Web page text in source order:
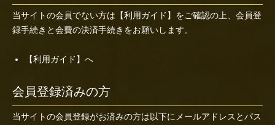
当サイトの会員でない方は 【利用ガイド】 をご確認の上、会員登
録手続きと会費の決済手続きをお願いします。
【利用ガイド】へ
会員登録済みの方
当サイトの会員登録がお済みの方は以下にメールアドレスとパス